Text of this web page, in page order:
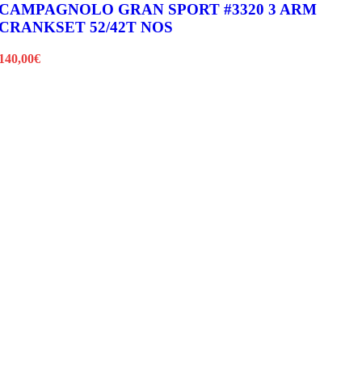
GRAN SPORT #3320 3 ARM
52/42T NOS
€